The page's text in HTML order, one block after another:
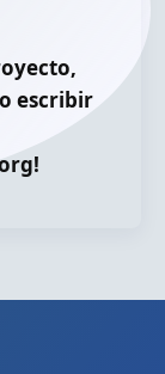
escribir